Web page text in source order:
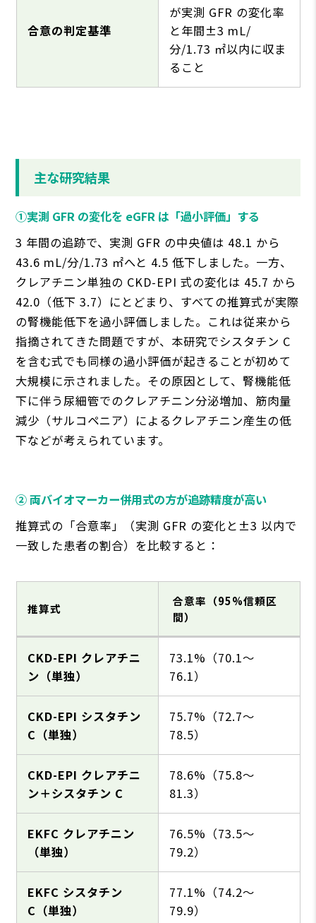
合意の判定基準
が実測 GFR の変化率
と年間±3 mL/
分/1.73 ㎡以内に収ま
ること
主な研究結果
①実測 GFR の変化を eGFR は「過⼩評価」する
3 年間の追跡で、実測 GFR の中央値は 48.1 から
43.6 mL/分/1.73 ㎡へと 4.5 低下しました。⼀⽅、
クレアチニン単独の CKD-EPI 式の変化は 45.7 から
42.0（低下 3.7）にとどまり、すべての推算式が実際
の腎機能低下を過⼩評価しました。これは従来から
指摘されてきた問題ですが、本研究でシスタチン C
を含む式でも同様の過⼩評価が起きることが初めて
⼤規模に⽰されました。その原因として、腎機能低
下に伴う尿細管でのクレアチニン分泌増加、筋⾁量
減少（サルコペニア）によるクレアチニン産⽣の低
下などが考えられています。
② 両バイオマーカー併⽤式の⽅が追跡精度が⾼い
推算式の「合意率」（実測 GFR の変化と±3 以内で
⼀致した患者の割合）を⽐較すると：
推算式
合意率（95%信頼区
間）
CKD-EPI クレアチニ
ン（単独）
73.1%（70.1〜
76.1）
CKD-EPI シスタチン
C（単独）
75.7%（72.7〜
78.5）
CKD-EPI クレアチニ
ン＋シスタチン C
78.6%（75.8〜
81.3）
EKFC クレアチニン
（単独）
76.5%（73.5〜
79.2）
EKFC シスタチン
C（単独）
77.1%（74.2〜
79.9）